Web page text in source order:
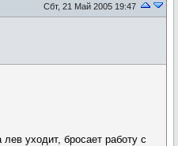
Сбт, 21 Май 2005 19:47
уходит, бросает работу с